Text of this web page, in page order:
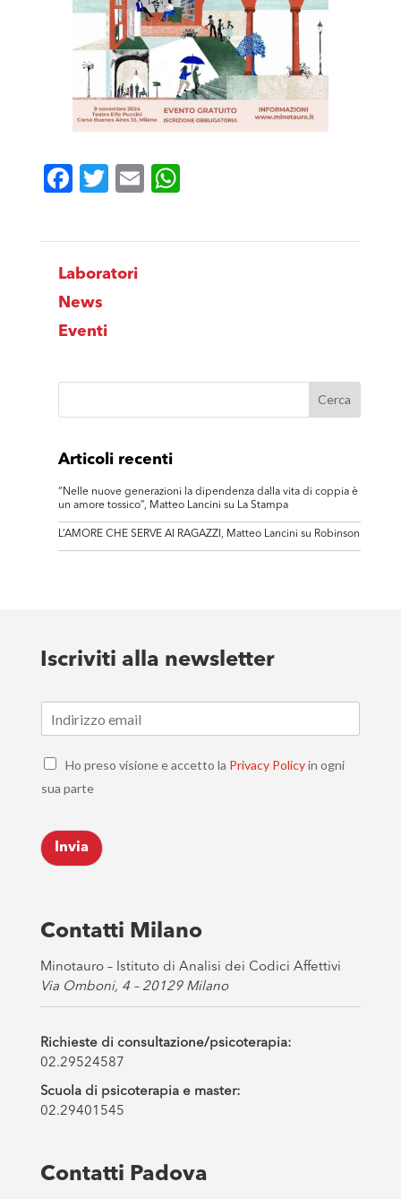
Facebook
Twitter
Email
Laboratori
News
Eventi
Articoli recenti
“Nelle nuove generazioni la dipendenza dalla vita di coppia è
un amore tossico”, Matteo Lancini su La Stampa
L’AMORE CHE SERVE AI RAGAZZI, Matteo Lancini su Robinson
Iscriviti alla newsletter
m
C
e
k
b
o
s
*
Ho preso visione e accetto la Privacy Policyin ogni
sua parte
Invia
Contatti Milano
Minotauro – Istituto di Analisi dei Codici Affettivi
Via Omboni, 4 – 20129 Milano
Richieste di consultazione/psicoterapia:
02.29524587
Scuola di psicoterapia e master:
02.29401545
Contatti Padova